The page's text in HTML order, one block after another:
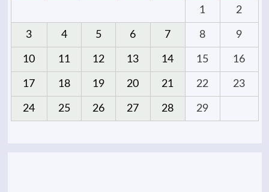
1 2
3 4 5 6 7 8 9
10 11 12 13 14 15 16
17 18 19 20 21 22 23
24 25 26 27 28 29